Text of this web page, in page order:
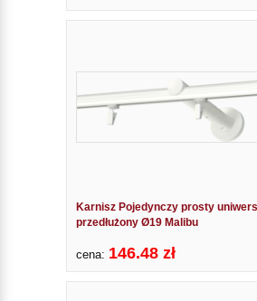
Karnisz Pojedynczy prosty
przedłużony Ø19 Malibu
cena: 146.48 zł